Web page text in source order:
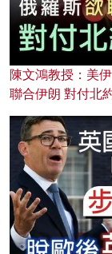
陳文鴻教授：美
聯合伊朗 對付北